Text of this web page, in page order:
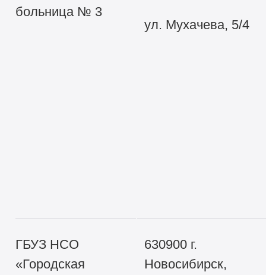
больница № 3
ул. Мухачева, 5/4
ГБУЗ НСО
«Городская
630900 г.
Новосибирск,